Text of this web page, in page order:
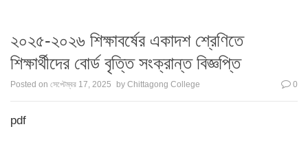
২০২৫-২০২৬ শিক্ষাবর্ষের একাদশ শ্রেণিতে
শিক্ষার্থীদের বোর্ড বৃত্তি সংক্রান্ত বিজ্ঞপ্তি
Posted on সেপ্টেম্বর 17, 2025 by Chittagong College 0
pdf